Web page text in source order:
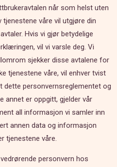
når som helst uten
våre vil utgjøre din
Hvis vi gjør betydelige
vil vi varsle deg. Vi
sjekker disse avtalene for
tjenestene våre, vil enhver tvist
personvernsreglementet og
annet er oppgitt, gjelder vår
all informasjon vi samler inn
annen data og informasjon
tjenestene våre.
personvern hos